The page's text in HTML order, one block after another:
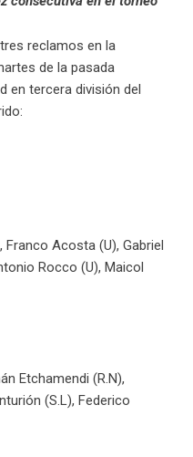
reclamos en la
de la pasada
en tercera división del
Franco Acosta (U), Gabriel
Rocco (U), Maicol
Etchamendi (R.N),
(S.L), Federico